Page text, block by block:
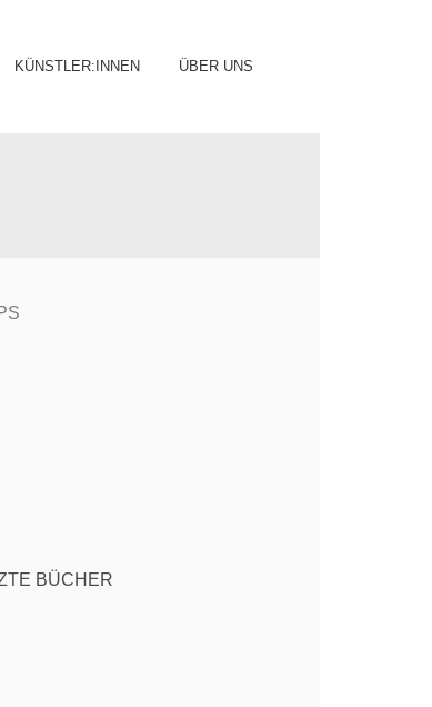
KÜNSTLER:INNEN ÜBER UNS
BÜCHER